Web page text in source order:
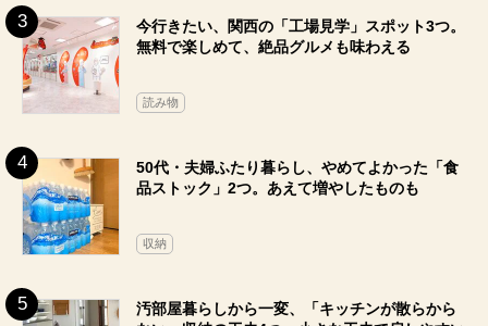
今行きたい、関西の「工場見学」スポット3つ。
無料で楽しめて、絶品グルメも味わえる
読み物
50代・夫婦ふたり暮らし、やめてよかった「食
品ストック」2つ。あえて増やしたものも
収納
汚部屋暮らしから一変、「キッチンが散らから